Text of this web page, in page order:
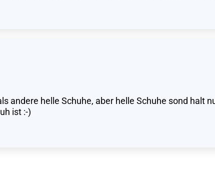
andere helle Schuhe, aber helle Schuhe sond halt
ist :-)